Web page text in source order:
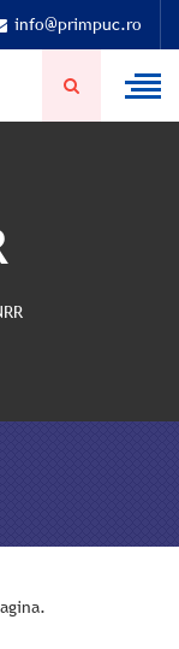
info@primpuc.ro